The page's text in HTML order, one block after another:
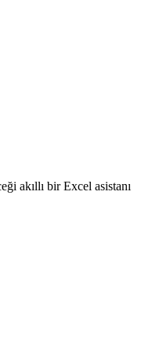
akıllı bir Excel asistanı